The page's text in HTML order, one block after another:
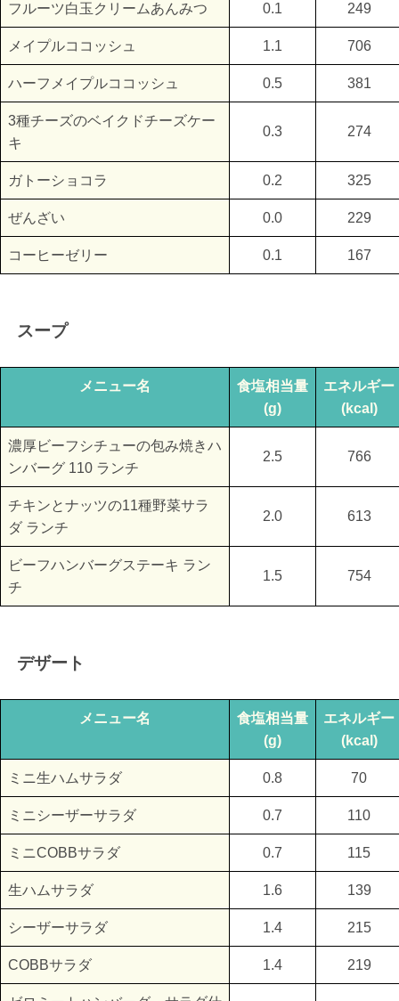
フルーツ白玉クリームあんみつ 0.1 249
メイプルココッシュ 1.1 706
ハーフメイプルココッシュ 0.5 381
3種チーズのベイクドチーズケー
キ
0.3 274
ガトーショコラ 0.2 325
ぜんざい 0.0 229
コーヒーゼリー 0.1 167
スープ
メニュー名
食塩相当量
(g)
エネルギー
(kcal)
濃厚ビーフシチューの包み焼きハ
ンバーグ 110 ランチ
2.5 766
チキンとナッツの11種野菜サラ
ダ ランチ
2.0 613
ビーフハンバーグステーキ ラン
チ
1.5 754
デザート
メニュー名
食塩相当量
(g)
エネルギー
(kcal)
ミニ生ハムサラダ 0.8 70
ミニシーザーサラダ 0.7 110
ミニCOBBサラダ 0.7 115
生ハムサラダ 1.6 139
シーザーサラダ 1.4 215
COBBサラダ 1.4 219